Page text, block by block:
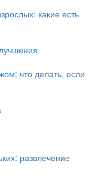
какие есть
что делать, если
развлечение